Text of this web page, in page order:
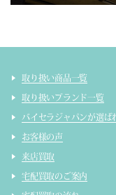
取り扱い商品一覧
取り扱いブランド一覧
バイセラジャパンが選ば
お客様の声
来店買取
宅配買取のご案内